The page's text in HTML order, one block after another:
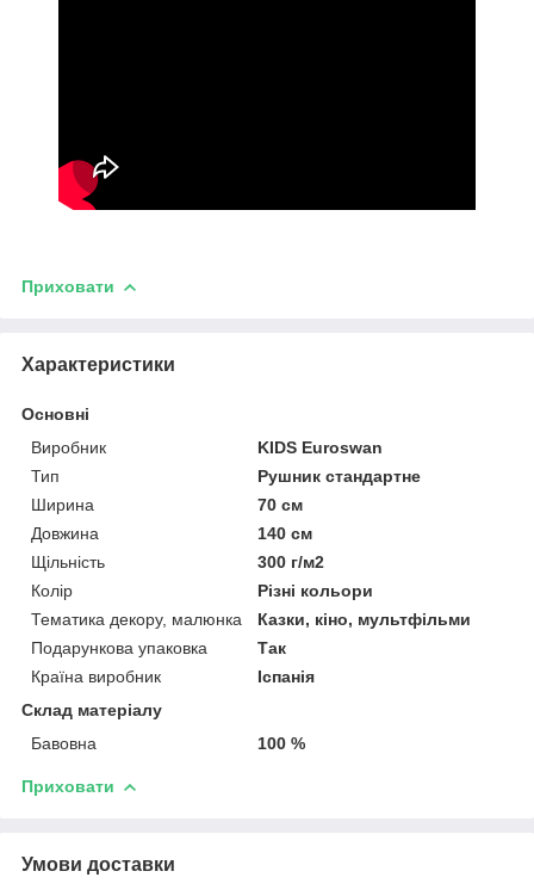
Приховати
Характеристики
Основні
Виробник
KIDS Euroswan
Тип
Рушник стандартне
Ширина
70 см
Довжина
140 см
Щільність
300 г/м2
Колір
Різні кольори
Тематика декору, малюнка
Казки, кіно, мультфільми
Подарункова упаковка
Так
Країна виробник
Іспанія
Склад матеріалу
Бавовна
100 %
Приховати
Умови доставки